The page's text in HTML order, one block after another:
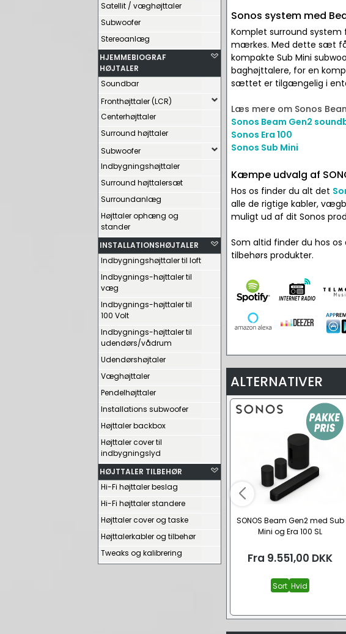
Satellit / væghøjttaler
Subwoofer
Stereoanlæg
HJEMMEBIOGRAF
HØJTALER
Soundbar
Fronthøjttaler (LCR)
Centerhøjttaler
Surround højttaler
Subwoofer
Indbygningshøjttaler
Surround højttalersæt
Surroundanlæg
Højttaler ophæng og
stander
INSTALLATIONSHØJTALER
Indbygningshøjttaler til loft
Indbygnings-højttaler til
væg
Indbygnings-højttaler til
100 Volt
Indbygnings-højttaler til
udendørs/vådrum
Udendørshøjtaler
Væghøjttaler
Pendelhøjttaler
Installations subwoofer
Højttaler backbox
Højttaler cover til
indbygningslyd
HØJTTALER TILBEHØR
Hi-Fi højttaler beslag
Hi-Fi højttaler standere
Højttaler cover og taske
Højttalerkabler og tilbehør
Tweaks og kalibrering
Sonos system med
Komplet surround system
mærkes. Med dette sæt
kompakte Sub Mini
baghøjttalere, for en
sættet er tilgængelig i
Læs mere om Sonos
Sonos Beam Gen2
Sonos Era 100
Sonos Sub Mini
Kæmpe udvalg af
Hos os finder du alt det
alle de rigtige kabler,
muligt ud af dit Sonos
Som altid finder du hos
tilbehørs produkter.
ALTERNATIVER
SONOS Beam Gen2 med Sub
Mini og Era 100 SL
Fra 9.551,00 DKK
Sort Hvid